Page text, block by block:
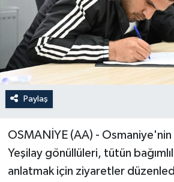
Paylaş
OSMANİYE (AA) -
Yeşilay gönüllüleri, tütün
anlatmak için ziyaretler